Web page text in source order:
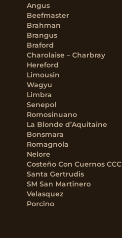
Angus
Beefmaster
Brahman
Brangus
Braford
Charolaise – Charbray
Hereford
Limousin
Wagyu
Limbra
Senepol
Romosinuano
La Blonde d’Aquitaine
Bonsmara
Romagnola
Nelore
Costeño Con Cuernos CCC
Santa Gertrudis
SM San Martinero
Velasquez
Porcino